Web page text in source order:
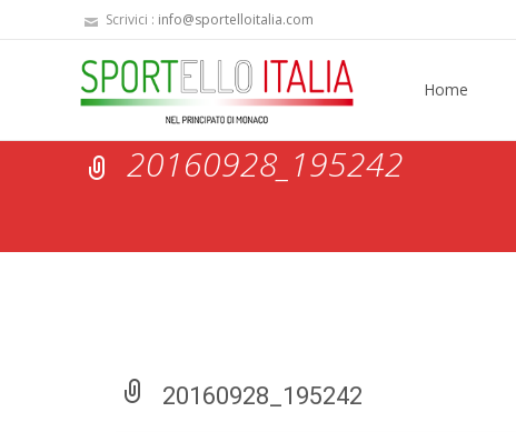
Scrivici : info@sportelloitalia.com
Home
20160928_195242
20160928_195242